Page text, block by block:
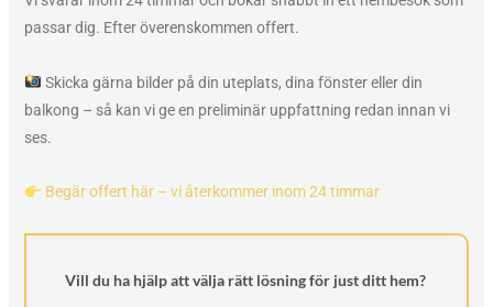
passar dig. Efter överenskommen offert.
Skicka gärna bilder på din uteplats, dina fönster eller din
balkong – så kan vi ge en preliminär uppfattning redan innan vi
ses.
Begär offert här – vi återkommer inom 24 timmar
Vill du ha hjälp att välja rätt lösning för just ditt hem?